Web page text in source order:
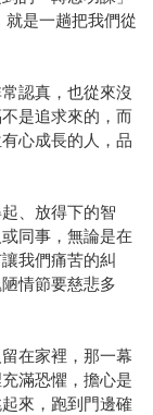
就是一趟把我們從
認真，也從來沒
是追求來的，而
心成長的人，品
、放得下的智
同事，無論是在
我們痛苦的糾
情節要慈悲多
在家裡，那一幕
滿恐懼，擔心是
來，跑到門邊確